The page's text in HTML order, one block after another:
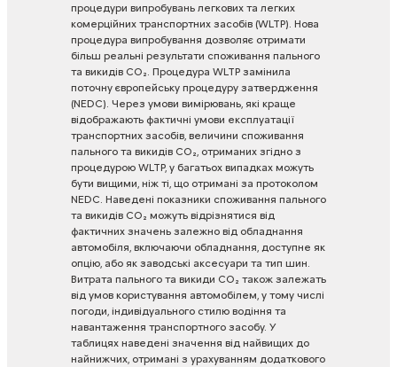
процедури випробувань легкових та легких
комерційних транспортних засобів (WLTP). Нова
процедура випробування дозволяє отримати
більш реальні результати споживання пального
та викидів CO₂. Процедура WLTP замінила
поточну європейську процедуру затвердження
(NEDC). Через умови вимірювань, які краще
відображають фактичні умови експлуатації
транспортних засобів, величини споживання
пального та викидів CO₂, отриманих згідно з
процедурою WLTP, у багатьох випадках можуть
бути вищими, ніж ті, що отримані за протоколом
NEDC. Наведені показники споживання пального
та викидів CO₂ можуть відрізнятися від
фактичних значень залежно від обладнання
автомобіля, включаючи обладнання, доступне як
опцію, або як заводські аксесуари та тип шин.
Витрата пального та викиди CO₂ також залежать
від умов користування автомобілем, у тому числі
погоди, індивідуального стилю водіння та
навантаження транспортного засобу. У
таблицях наведені значення від найвищих до
найнижчих, отримані з урахуванням додаткового